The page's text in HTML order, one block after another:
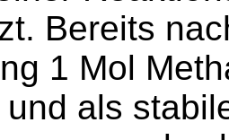
Bereits
1 Mol
als